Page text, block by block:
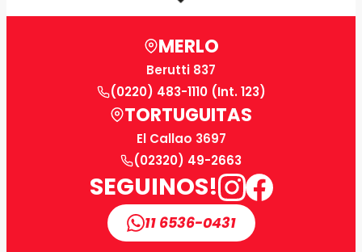
MERLO
Berutti 837
(0220) 483-1110 (Int. 123)
TORTUGUITAS
El Callao 3697
(02320) 49-2663
SEGUINOS!
11 6536-0431